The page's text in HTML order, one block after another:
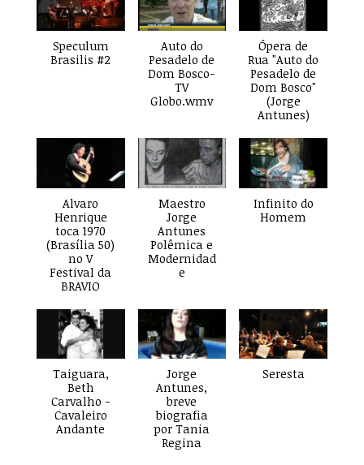
Speculum
Brasilis #2
Auto do
Pesadelo de
Dom Bosco-
TV
Globo.wmv
Ópera de
Rua "Auto do
Pesadelo de
Dom Bosco"
(Jorge
Antunes)
Alvaro
Henrique
toca 1970
(Brasília 50)
no V
Festival da
BRAVIO
Maestro
Jorge
Antunes
Polêmica e
Modernidad
e
Infinito do
Homem
Taiguara,
Beth
Carvalho -
Cavaleiro
Andante
Jorge
Antunes,
breve
biografia
por Tania
Regina
Seresta